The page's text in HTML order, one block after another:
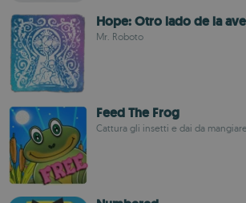
Hope: Otro lado de la
Mr. Roboto
Feed The Frog
Cattura gli insetti e dai da